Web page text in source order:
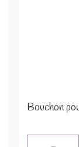
Bouchon